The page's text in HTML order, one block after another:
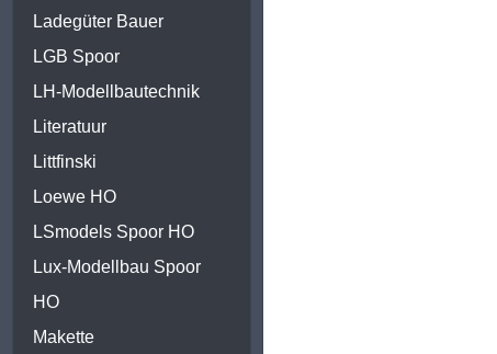
Ladegüter Bauer
LGB Spoor
LH-Modellbautechnik
Literatuur
Littfinski
Loewe HO
LSmodels Spoor HO
Lux-Modellbau Spoor
HO
Makette